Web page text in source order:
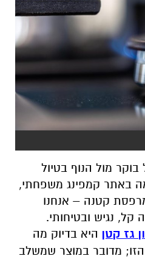
מול הנוף בטיול
באתר קמפינג משפחתי,
קטנה – אנחנו
קל, נגיש ובטיחותי.
גז קטן היא בדיוק מה
מדובר במוצר שמשלב